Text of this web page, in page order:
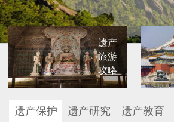
遗产
旅游
攻略
遗产保护 遗产研究 遗产教育